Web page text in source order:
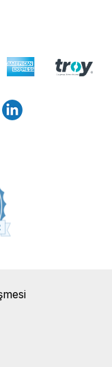
star rating